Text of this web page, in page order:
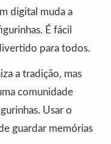
digital muda a
É fácil
para todos.
a tradição, mas
comunidade
Usar o
guardar memórias